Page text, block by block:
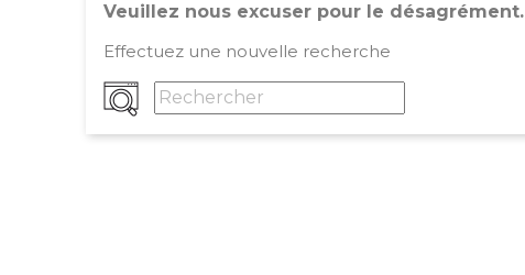
Veuillez nous excuser pour le désagrément.
Effectuez une nouvelle recherche